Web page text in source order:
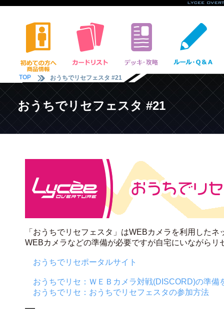
TOP おうちでリセフェスタ #21
おうちでリセフェスタ #21
「おうちでリセフェスタ」はWEBカメラを利用したネ
WEBカメラなどの準備が必要ですが自宅にいながらリ
おうちでリセポータルサイト
おうちでリセ：ＷＥＢカメラ対戦(DISCORD)の準備
おうちでリセ：おうちでリセフェスタの参加方法